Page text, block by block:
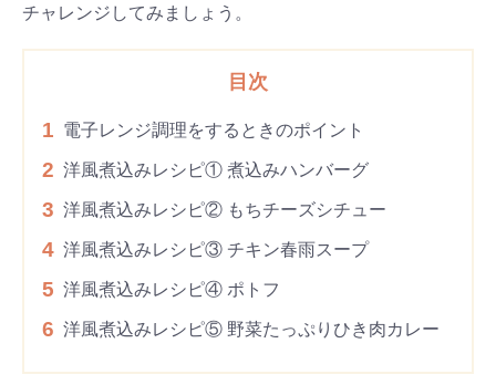
チャレンジしてみましょう。
目次
1 電子レンジ調理をするときのポイント
2 洋風煮込みレシピ① 煮込みハンバーグ
3 洋風煮込みレシピ② もちチーズシチュー
4 洋風煮込みレシピ③ チキン春雨スープ
5 洋風煮込みレシピ④ ポトフ
6 洋風煮込みレシピ⑤ 野菜たっぷりひき肉カレー